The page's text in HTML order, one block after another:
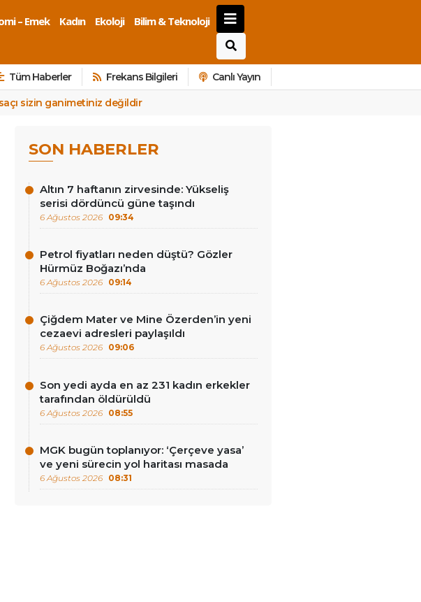
– Emek Kadın Ekoloji
Bilim & Teknoloji
Tüm Haberler Frekans Bilgileri Canlı Yayın
saçı sizin ganimetiniz değildir
SON HABERLER
Altın 7 haftanın zirvesinde: Yükseliş
serisi dördüncü güne taşındı
6 Ağustos 2026 09:34
Petrol fiyatları neden düştü? Gözler
Hürmüz Boğazı’nda
6 Ağustos 2026 09:14
Çiğdem Mater ve Mine Özerden’in yeni
cezaevi adresleri paylaşıldı
6 Ağustos 2026 09:06
Son yedi ayda en az 231 kadın erkekler
tarafından öldürüldü
6 Ağustos 2026 08:55
MGK bugün toplanıyor: ‘Çerçeve yasa’
ve yeni sürecin yol haritası masada
6 Ağustos 2026 08:31